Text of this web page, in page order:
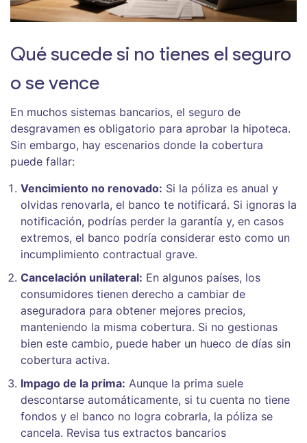
Qué sucede si no tienes el seguro
o se vence
En muchos sistemas bancarios, el seguro de
desgravamen es obligatorio para aprobar la hipoteca.
Sin embargo, hay escenarios donde la cobertura
puede fallar:
Vencimiento no renovado: Si la póliza es anual y
olvidas renovarla, el banco te notificará. Si ignoras la
notificación, podrías perder la garantía y, en casos
extremos, el banco podría considerar esto como un
incumplimiento contractual grave.
Cancelación unilateral: En algunos países, los
consumidores tienen derecho a cambiar de
aseguradora para obtener mejores precios,
manteniendo la misma cobertura. Si no gestionas
bien este cambio, puede haber un hueco de días sin
cobertura activa.
Impago de la prima: Aunque la prima suele
descontarse automáticamente, si tu cuenta no tiene
fondos y el banco no logra cobrarla, la póliza se
cancela. Revisa tus extractos bancarios